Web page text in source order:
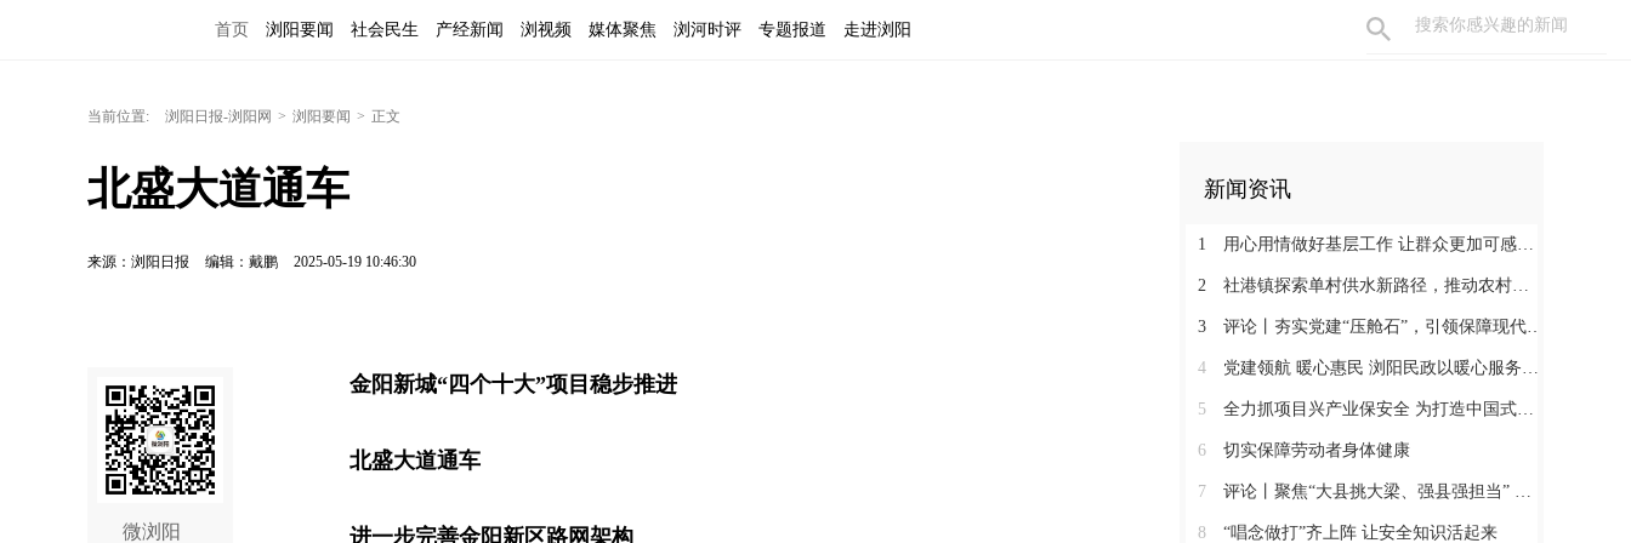
首页 浏阳要闻 社会民生 产经新闻 浏视频 媒体聚焦 浏河时评 专题报道 走进浏阳
当前位置: 浏阳日报-浏阳网 > 浏阳要闻 > 正文
北盛大道通车
来源：浏阳日报 编辑：戴鹏 2025-05-19 10:46:30
微浏阳
金阳新城“四个十大”项目稳步推进
北盛大道通车
进一步完善金阳新区路网架构
新闻资讯
1 用心用情做好基层工作 让群众更加可感可及
2 社港镇探索单村供水新路径，推动农村安全饮水提质升级
3 评论丨夯实党建“压舱石”，引领保障现代化建设新征程
4 党建领航 暖心惠民 浏阳民政以暖心服务书写惠民答卷
5 全力抓项目兴产业保安全 为打造中国式现代化县域示范作出更大贡献
6 切实保障劳动者身体健康
7 评论丨聚焦“大县挑大梁、强县强担当” 保持定力真抓实干奋发作为
8 “唱念做打”齐上阵 让安全知识活起来